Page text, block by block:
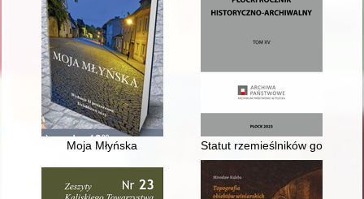
Moja Młyńska Statut rzemieślników